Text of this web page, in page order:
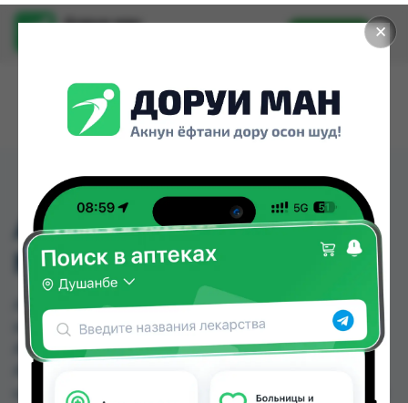
✕
Доруи ман
Установить
АНАПРИЛИН 10МГ ТАБ
№50
АНАПРИЛИН 10МГ ТАБ №50 можно купить или
заказать в аптеках, Саховати Истаравшан,
Аптека АХРОМ, Аптека Рахмат 2004, Арча,
цене от 0.06 TJS до 6.00 TJS в Душанбе и других